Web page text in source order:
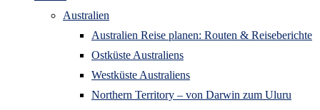
Australien
Australien Reise planen: Routen & Reiseberichte
Ostküste Australiens
Westküste Australiens
Northern Territory – von Darwin zum Uluru